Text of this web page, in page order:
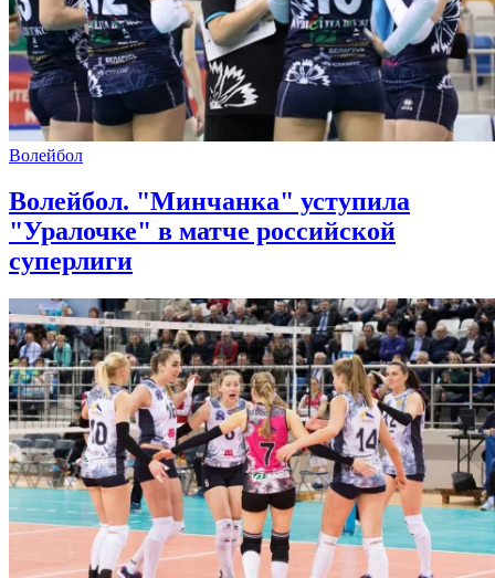
Волейбол
Волейбол. "Минчанка" уступила
"Уралочке" в матче российской
суперлиги